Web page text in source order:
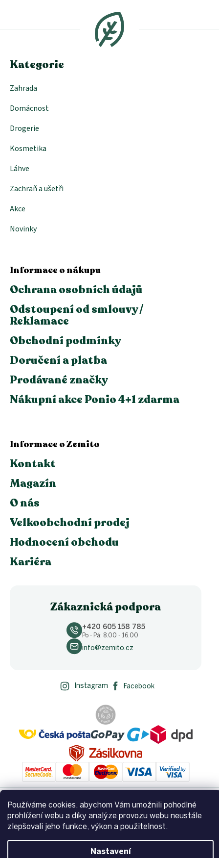
Používáme cookies, abychom Vám umožnili pohodlné
prohlížení webu a díky analýze provozu webu neustále
zlepšovali jeho funkce, výkon a použitelnost.
Nastavení
a
Kategorie
Zahrada
Domácnost
Drogerie
Kosmetika
Láhve
Zachraň a ušetři
Akce
Novinky
Informace o nákupu
Ochrana osobních údajů
Odstoupení od smlouvy /
Reklamace
Obchodní podmínky
Doručení a platba
Prodávané značky
Nákupní akce Ponio 4+1 zdarma
Informace o Zemito
Kontakt
Magazín
O nás
Velkoobchodní prodej
Hodnocení obchodu
Kariéra
Zákaznická podpora
+420 605 158 785
Po - Pá: 8.00 - 16.00
info@zemito.cz
Instagram Facebook
Vytvořil Shoptet
nastavení cookies